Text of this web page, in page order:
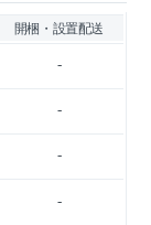
開梱・設置配送
-
-
-
-